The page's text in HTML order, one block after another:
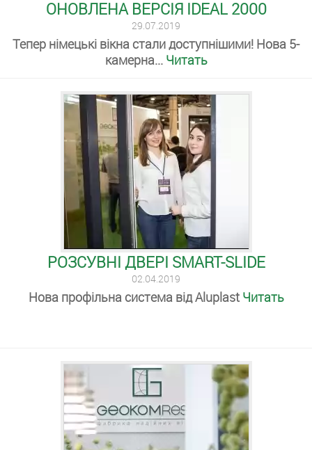
ОНОВЛЕНА ВЕРСІЯ IDEAL 2000
29.07.2019
Тепер німецькі вікна стали доступнішими! Нова 5-
камерна... Читать
РОЗСУВНІ ДВЕРІ SMART-SLIDE
02.04.2019
Нова профільна система від AluplastЧитать